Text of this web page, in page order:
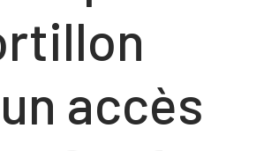
accès